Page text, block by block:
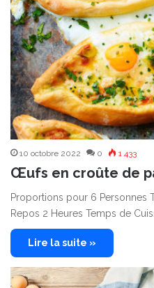
10 octobre 2022 0 1 433
Œufs en croûte de
Proportions pour 6 Personnes
Repos 2 Heures Temps de
Lire la suite »